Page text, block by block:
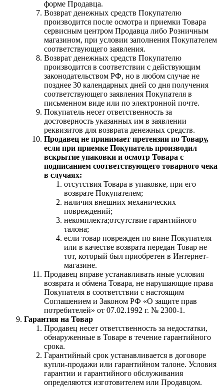
форме Продавца.
Возврат денежных средств Покупателю
производится после осмотра и приемки Товара
сервисным центром Продавца либо Розничным
магазином, при условии заполнения Покупателем
соответствующего заявления.
Возврат денежных средств Покупателю
производится в соответствии с действующим
законодательством РФ, но в любом случае не
позднее 30 календарных дней со дня получения
соответствующего заявления Покупателя в
письменном виде или по электронной почте.
Покупатель несет ответственность за
достоверность указанных им в заявлении
реквизитов для возврата денежных средств.
Продавец не принимает претензии по Товару,
если при приемке Покупатель производил
вскрытие упаковки и осмотр Товара с
подписанием соответствующего товарного чека
в случаях:
отсутствия Товара в упаковке, при его
возврате Покупателем;
наличия внешних механических
повреждений;
некомплекта;отсутствие гарантийного
талона;
если товар поврежден по вине Покупателя
или в качестве возврата передан Товар не
тот, который был приобретен в Интернет-
магазине.
Продавец вправе устанавливать иные условия
возврата и обмена Товара, не нарушающие права
Покупателя в соответствии с настоящим
Соглашением и Законом РФ «О защите прав
потребителей» от 07.02.1992 г. № 2300-1.
Гарантия на Товар
Продавец несет ответственность за недостатки,
обнаруженные в Товаре в течение гарантийного
срока.
Гарантийный срок устанавливается в договоре
купли-продажи или гарантийном талоне. Условия
гарантии и гарантийного обслуживания
определяются изготовителем или Продавцом.